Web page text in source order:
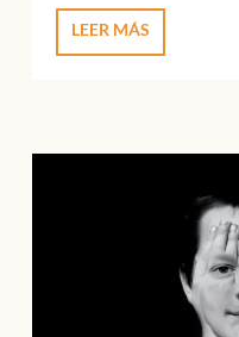
LEER MÁS